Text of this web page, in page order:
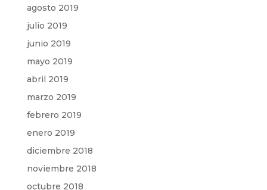
agosto 2019
julio 2019
junio 2019
mayo 2019
abril 2019
marzo 2019
febrero 2019
enero 2019
diciembre 2018
noviembre 2018
octubre 2018